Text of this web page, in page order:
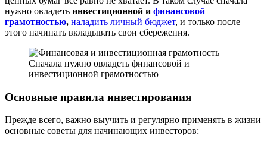
нужно овладеть инвестиционной и финансовой
грамотностью, наладить личный бюджет, и только после
этого начинать вкладывать свои сбережения.
Сначала нужно овладеть финансовой и
инвестиционной грамотностью
Основные правила инвестирования
Прежде всего, важно выучить и регулярно применять в жизни
основные советы для начинающих инвесторов: